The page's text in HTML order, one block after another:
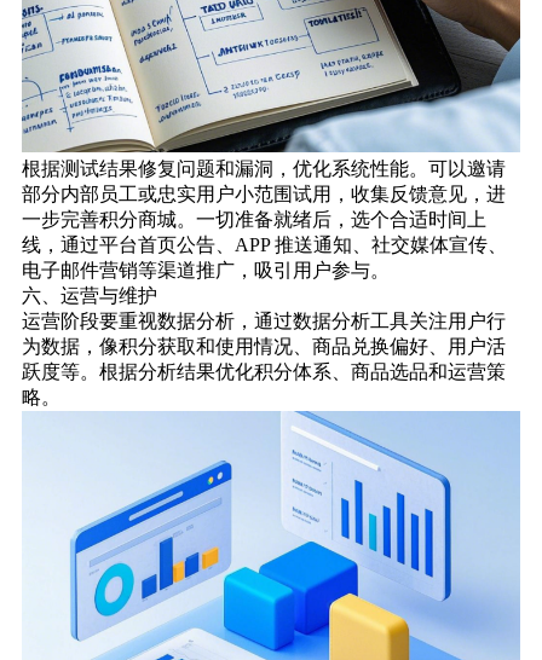
根据测试结果修复问题和漏洞，优化系统性能。可以邀请
部分内部员工或忠实用户小范围试用，收集反馈意见，进
一步完善积分商城。一切准备就绪后，选个合适时间上
线，通过平台首页公告、APP 推送通知、社交媒体宣传、
电子邮件营销等渠道推广，吸引用户参与。
六、运营与维护
运营阶段要重视数据分析，通过数据分析工具关注用户行
为数据，像积分获取和使用情况、商品兑换偏好、用户活
跃度等。根据分析结果优化积分体系、商品选品和运营策
略。